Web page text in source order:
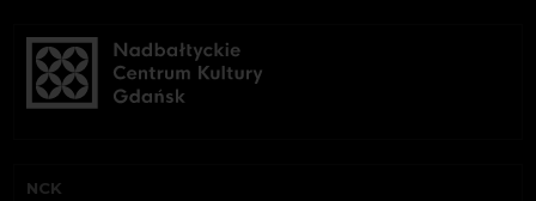
NCK